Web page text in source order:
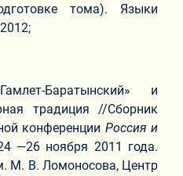
тома). Языки
Баратынский» и
традиция //Сборник
конференции Россия и
—26 ноября 2011 года.
М. В. Ломоносова, Центр